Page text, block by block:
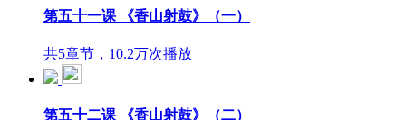
第五十一课 《香山射鼓》（一）
共5章节，10.2万次播放
第五十二课 《香山射鼓》（二）